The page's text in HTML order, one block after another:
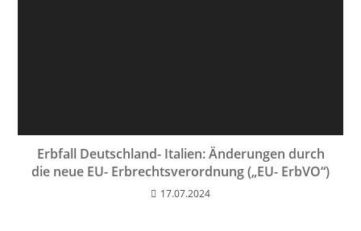
Erbfall Deutschland- Italien: Änderungen durch
die neue EU- Erbrechtsverordnung („EU- ErbVO“)
17.07.2024